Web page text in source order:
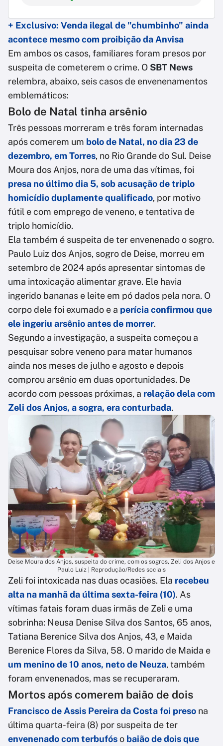
+ Exclusivo: Venda ilegal de "chumbinho" ainda
acontece mesmo com proibição da Anvisa
Em ambos os casos, familiares foram presos por
suspeita de cometerem o crime. O SBT News
relembra, abaixo, seis casos de envenenamentos
emblemáticos:
Bolo de Natal tinha arsênio
Três pessoas morreram e três foram internadas
após comerem um bolo de Natal, no dia 23 de
dezembro, em Torres, no Rio Grande do Sul. Deise
Moura dos Anjos, nora de uma das vítimas, foi
presa no último dia 5, sob acusação de triplo
homicídio duplamente qualificado, por motivo
fútil e com emprego de veneno, e tentativa de
triplo homicídio.
Ela também é suspeita de ter envenenado o sogro.
Paulo Luiz dos Anjos, sogro de Deise, morreu em
setembro de 2024 após apresentar sintomas de
uma intoxicação alimentar grave. Ele havia
ingerido bananas e leite em pó dados pela nora. O
corpo dele foi exumado e a perícia confirmou que
ele ingeriu arsênio antes de morrer.
Segundo a investigação, a suspeita começou a
pesquisar sobre veneno para matar humanos
ainda nos meses de julho e agosto e depois
comprou arsênio em duas oportunidades. De
acordo com pessoas próximas, a relação dela com
Zeli dos Anjos, a sogra, era conturbada.
Deise Moura dos Anjos, suspeita do crime, com os sogros, Zeli dos Anjos e
Paulo Luiz | Reprodução/Redes sociais
Zeli foi intoxicada nas duas ocasiões. Ela recebeu
alta na manhã da última sexta-feira (10). As
vítimas fatais foram duas irmãs de Zeli e uma
sobrinha: Neusa Denise Silva dos Santos, 65 anos,
Tatiana Berenice Silva dos Anjos, 43, e Maida
Berenice Flores da Silva, 58. O marido de Maida e
um menino de 10 anos, neto de Neuza, também
foram envenenados, mas se recuperaram.
Mortos após comerem baião de dois
Francisco de Assis Pereira da Costa foi preso na
última quarta-feira (8) por suspeita de ter
envenenado com terbufóso baião de dois que